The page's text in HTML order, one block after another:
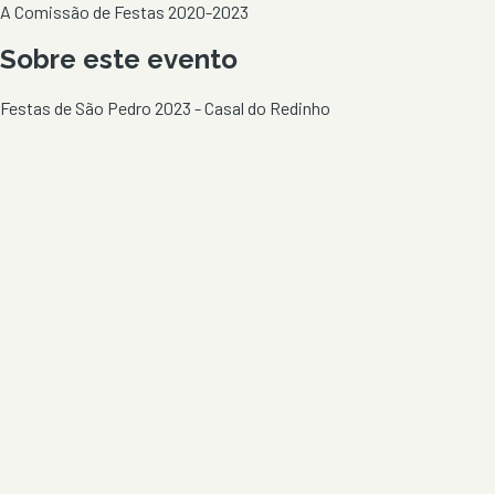
A Comissão de Festas 2020-2023
Sobre este evento
Festas de São Pedro 2023 - Casal do Redinho